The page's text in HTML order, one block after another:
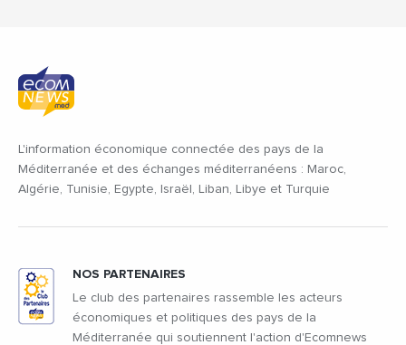
L'information économique connectée des pays de la
Méditerranée et des échanges méditerranéens : Maroc,
Algérie, Tunisie, Egypte, Israël, Liban, Libye et Turquie
NOS PARTENAIRES
Le club des partenaires rassemble les acteurs
économiques et politiques des pays de la
Méditerranée qui soutiennent l'action d'Ecomnews